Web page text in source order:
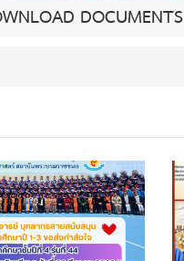
DOCUMENTS